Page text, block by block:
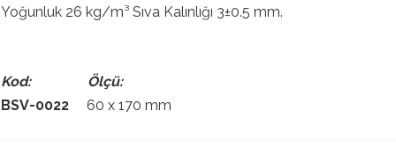
Yoğunluk 26 kg/m³ Sıva Kalınlığı 3±0.5 mm.
Kod: Ölçü:
BSV-0022 60 x 170 mm